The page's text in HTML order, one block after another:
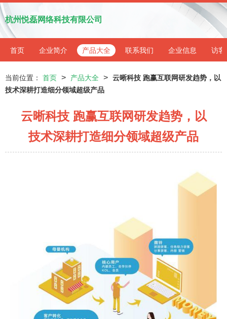
杭州悦磊网络科技有限公司
首页 企业简介 产品大全 联系我们 企业信息 访客
当前位置： 首页 > 产品大全 > 云晰科技 跑赢互联网研发趋势，以
技术深耕打造细分领域超级产品
云晰科技 跑赢互联网研发趋势，以
技术深耕打造细分领域超级产品